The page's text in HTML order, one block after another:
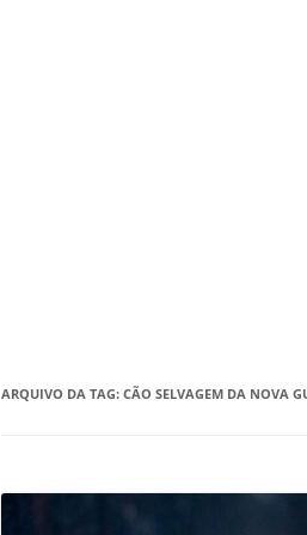
ARQUIVO DA TAG: CÃO SELVAGEM DA NOVA